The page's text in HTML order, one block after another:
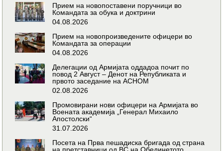
Прием на новопоставени поручници во
Командата за обука и доктрини
04.08.2026
Прием на новопроизведените офицери во
Командата за операции
04.08.2026
Делегации од Армијата оддадоа почит по
повод 2 Август – Денот на Републиката и
првото заседание на АСНОМ
02.08.2026
Промовирани нови офицери на Армијата во
Воената академија „Генерал Михаило
Апостолски“
31.07.2026
Посета на Прва пешадиска бригада од страна
на претставници од ВС на Обединетото